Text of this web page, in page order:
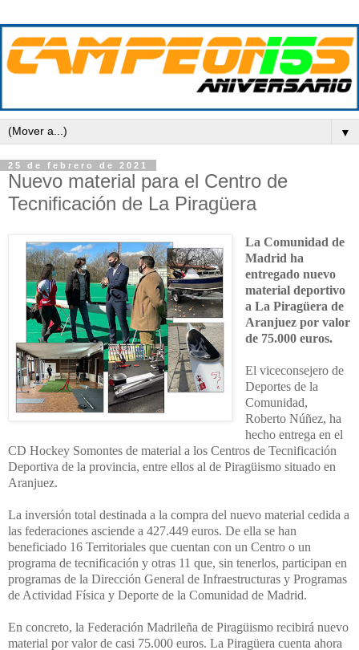
▼
25 de febrero de 2021
Nuevo material para el Centro de
Tecnificación de La Piragüera
La Comunidad de
Madrid ha
entregado nuevo
material deportivo
a La Piragüera de
Aranjuez por valor
de 75.000 euros.
El viceconsejero de
Deportes de la
Comunidad,
Roberto Núñez, ha
hecho entrega en el
CD Hockey Somontes de material a los Centros de Tecnificación
Deportiva de la provincia, entre ellos al de Piragüismo situado en
Aranjuez.
La inversión total destinada a la compra del nuevo material cedida a
las federaciones asciende a 427.449 euros. De ella se han
beneficiado 16 Territoriales que cuentan con un Centro o un
programa de tecnificación y otras 11 que, sin tenerlos, participan en
programas de la Dirección General de Infraestructuras y Programas
de Actividad Física y Deporte de la Comunidad de Madrid.
En concreto, la Federación Madrileña de Piragüismo recibirá nuevo
material por valor de casi 75.000 euros. La Piragüera cuenta ahora